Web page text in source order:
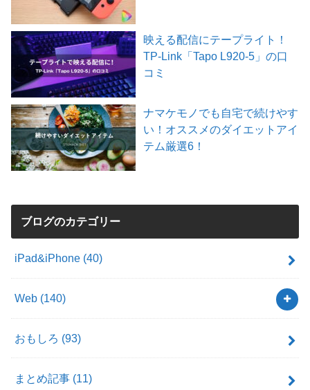
映える配信にテープライト！
TP-Link「Tapo L920-5」の口
コミ
ナマケモノでも自宅で続けやす
い！オススメのダイエットアイ
テム厳選6！
ブログのカテゴリー
iPad&iPhone (40)
Web (140)
おもしろ (93)
まとめ記事 (11)